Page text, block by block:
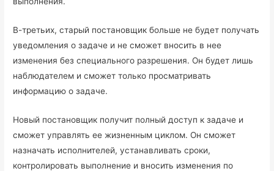
В-третьих, старый постановщик больше не будет получать
уведомления о задаче и не сможет вносить в нее
изменения без специального разрешения. Он будет лишь
наблюдателем и сможет только просматривать
информацию о задаче.
Новый постановщик получит полный доступ к задаче и
сможет управлять ее жизненным циклом. Он сможет
назначать исполнителей, устанавливать сроки,
контролировать выполнение и вносить изменения по